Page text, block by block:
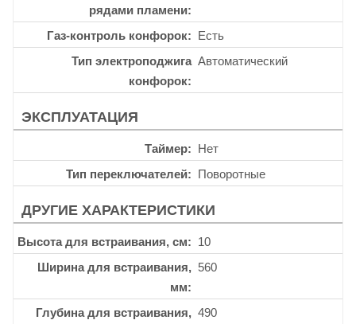
рядами пламени
Газ-контроль конфорок
Есть
Тип электроподжига
конфорок
Автоматический
ЭКСПЛУАТАЦИЯ
Таймер
Нет
Тип переключателей
Поворотные
ДРУГИЕ ХАРАКТЕРИСТИКИ
Высота для встраивания, см
10
Ширина для встраивания,
мм
560
Глубина для встраивания, 490